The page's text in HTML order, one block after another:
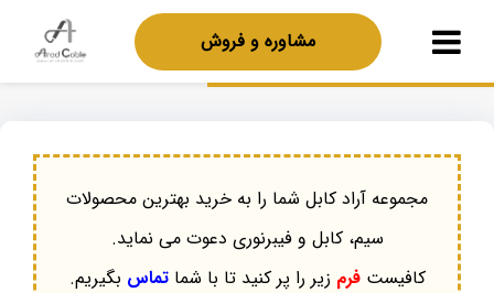
مشاوره و فروش
مجموعه آراد کابل شما را به خرید بهترین محصولات
سیم، کابل و فیبرنوری دعوت می نماید.
کافیستفرم زیر را پر کنید تا با شماتماس بگیریم.